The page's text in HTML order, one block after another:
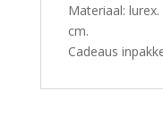
Materiaal:
cm.
Cadeaus